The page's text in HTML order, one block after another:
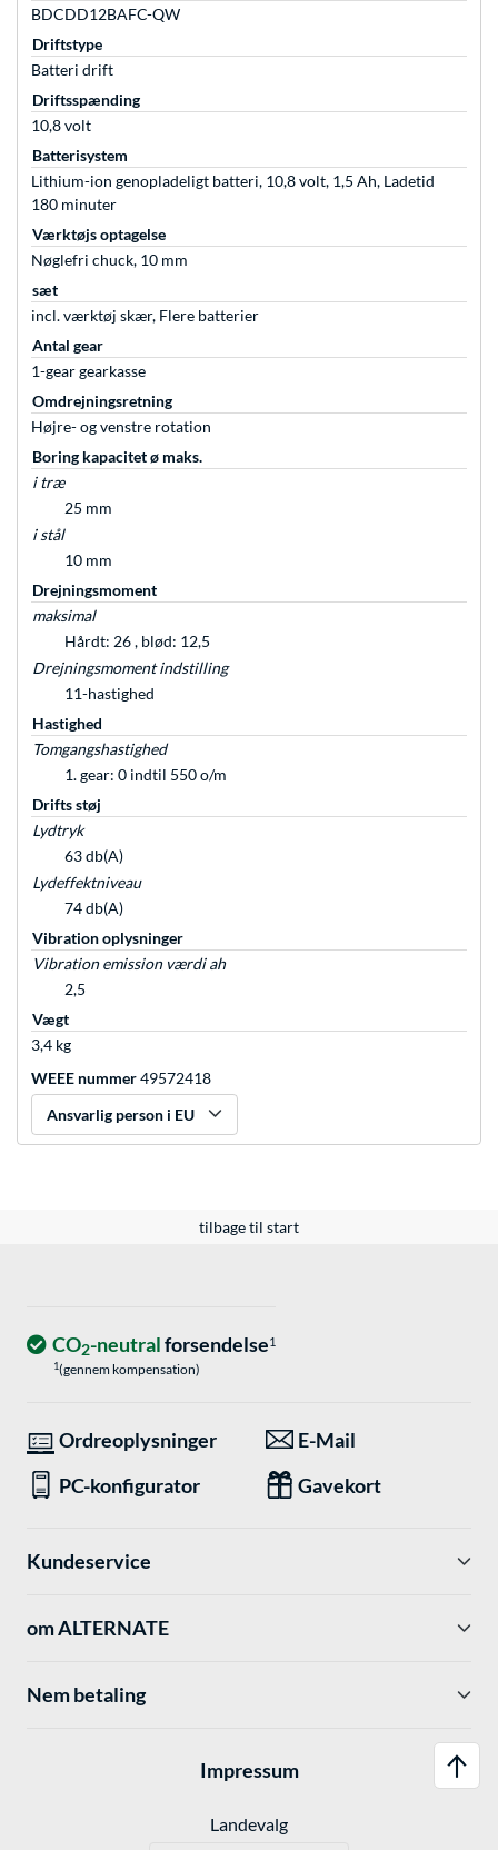
BDCDD12BAFC-QW
Driftstype
Batteri drift
Driftsspænding
10,8 volt
Batterisystem
Lithium-ion genopladeligt batteri, 10,8 volt, 1,5 Ah, Ladetid
180 minuter
Værktøjs optagelse
Nøglefri chuck, 10 mm
sæt
incl. værktøj skær, Flere batterier
Antal gear
1-gear gearkasse
Omdrejningsretning
Højre- og venstre rotation
Boring kapacitet ø maks.
i træ
25 mm
i stål
10 mm
Drejningsmoment
maksimal
Hårdt: 26 , blød: 12,5
Drejningsmoment indstilling
11-hastighed
Hastighed
Tomgangshastighed
1. gear: 0 indtil 550 o/m
Drifts støj
Lydtryk
63 db(A)
Lydeffektniveau
74 db(A)
Vibration oplysninger
Vibration emission værdi ah
2,5
Vægt
3,4 kg
WEEE nummer49572418
Ansvarlig person i EU
tilbage til start
CO2-neutralforsendelse1
1(gennem kompensation)
Ordreoplysninger
E-Mail
PC-konfigurator
Gavekort
Kundeservice
om ALTERNATE
Nem betaling
Impressum
Landevalg